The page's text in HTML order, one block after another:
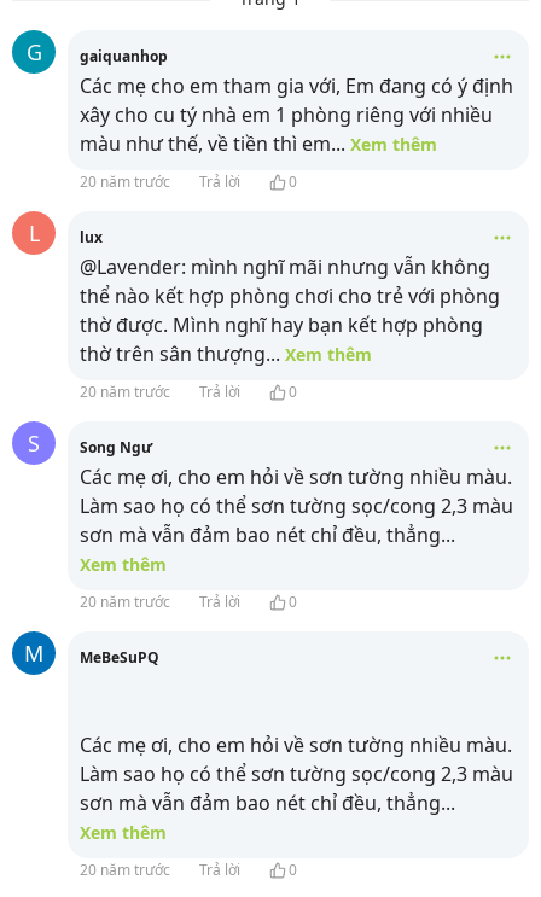
G gaiquanhop
Các mẹ cho em tham gia với, Em đang có ý định
xây cho cu tý nhà em 1 phòng riêng với nhiều
màu như thế, về tiền thì em... Xem thêm
20 năm trước Trả lời 0
L lux
@Lavender: mình nghĩ mãi nhưng vẫn không
thể nào kết hợp phòng chơi cho trẻ với phòng
thờ được. Mình nghĩ hay bạn kết hợp phòng
thờ trên sân thượng... Xem thêm
20 năm trước Trả lời 0
S Song Ngư
Các mẹ ơi, cho em hỏi về sơn tường nhiều màu.
Làm sao họ có thể sơn tường sọc/cong 2,3 màu
sơn mà vẫn đảm bao nét chỉ đều, thẳng...
Xem thêm
20 năm trước Trả lời 0
M MeBeSuPQ
Các mẹ ơi, cho em hỏi về sơn tường nhiều màu.
Làm sao họ có thể sơn tường sọc/cong 2,3 màu
sơn mà vẫn đảm bao nét chỉ đều, thẳng...
Xem thêm
20 năm trước Trả lời 0